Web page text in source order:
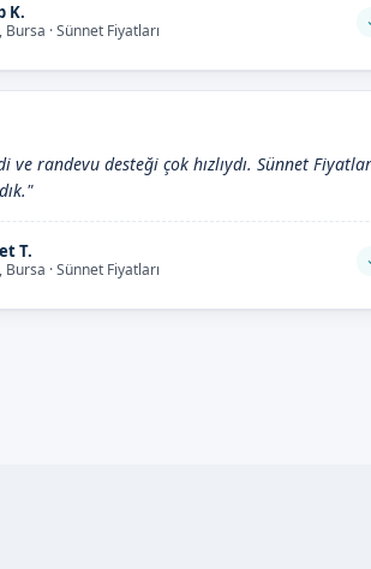
K.
Bursa · Sünnet Fiyatları
ve randevu desteği çok hızlıydı. Sünnet
T.
Bursa · Sünnet Fiyatları